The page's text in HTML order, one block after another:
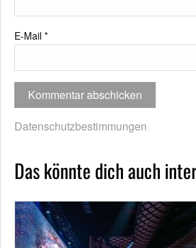
E-Mail *
Datenschutzbestimmungen
Das könnte dich auch